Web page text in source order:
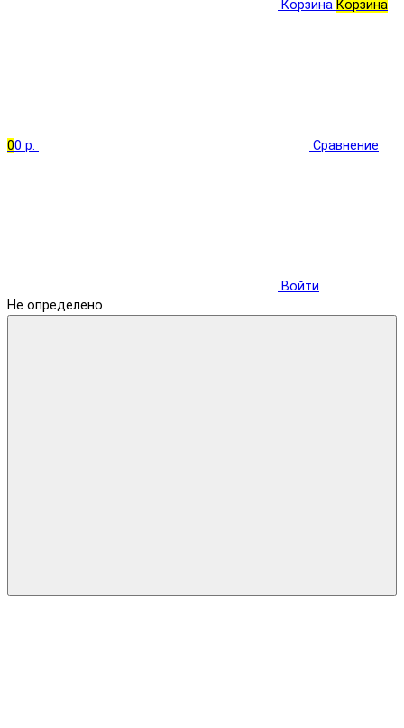
Корзина Корзина
00 р. Сравнение
Войти
Не определено